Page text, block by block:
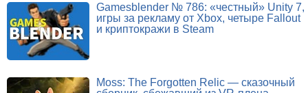
Gamesblender № 786: «честный» Unity 7,
игры за рекламу от Xbox, четыре Fallout
и криптокражи в Steam
Moss: The Forgotten Relic — сказочный